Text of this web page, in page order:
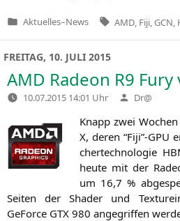
Veröffentlicht
Aktuelles–News Tags:
AMD Fiji GCN
FREITAG, 10. JULI 2015
AMD Radeon R9
10.07.2015 14:01 Uhr Verfasst
von
Dr@
Knapp zwei
X, deren “Fiji”-
cher­tech­no­lo­gie
heu­te mit der
um 16,7 %
Sei­ten der Shader und
GeForce GTX 980 ange­grif­fen